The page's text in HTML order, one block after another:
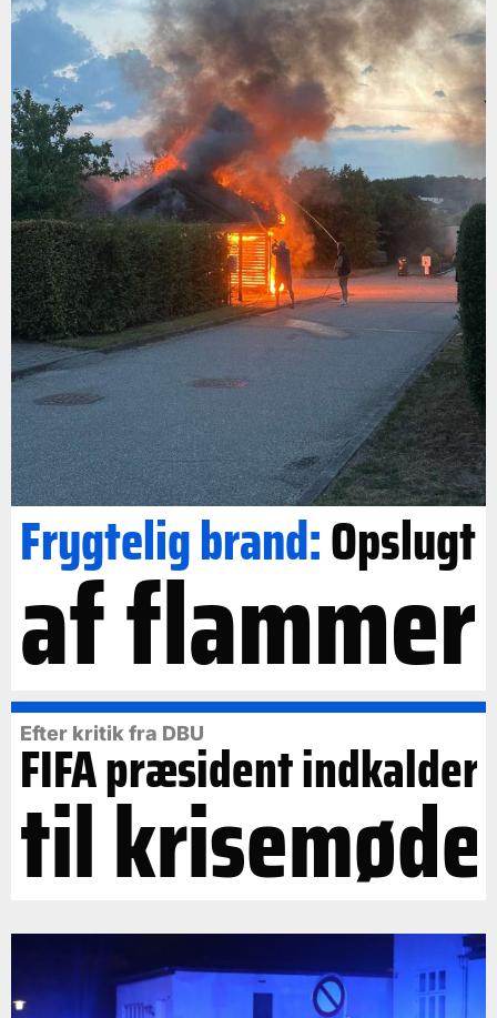
Frygtelig brand:Opslugt
af flammer
Efter kritik fra DBU
FIFA præsident indkalder
til krisemøde